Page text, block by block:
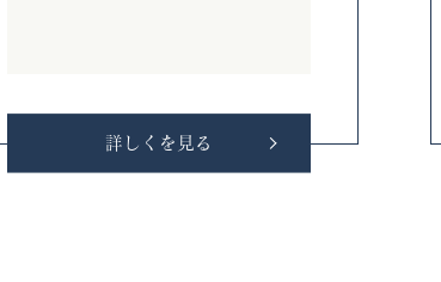
詳しくを見る